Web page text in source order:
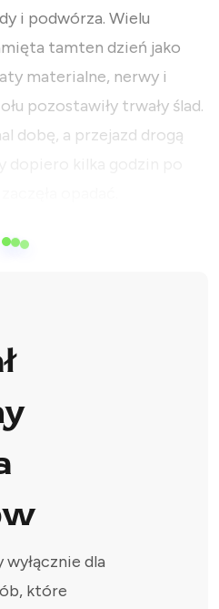
i podwórza. Wielu
tamten dzień jako
materialne, nerwy i
pozostawiły trwały ślad.
dobę, a przejazd drogą
dla
które